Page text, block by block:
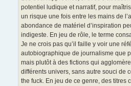
potentiel ludique et narratif, pour
un risque une fois entre les mains de
abondance de matériel d’inspiration
indigeste. En jeu de rôle, le terme
Je ne crois pas qu’il faille y voir une
autobiographique de journalisme que
mais plutôt à des fictions qui
différents univers, sans autre souci de
the fuck. En jeu de ce genre, des titres